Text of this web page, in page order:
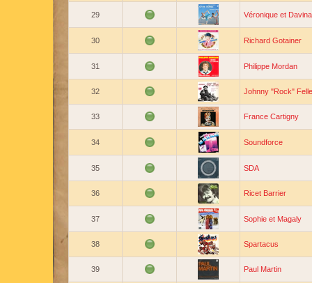
29 Véronique et Davina
30 Richard Gotainer
31 Philippe Mordan
32 Johnny "Rock"
33 France Cartigny
34 Soundforce
35 SDA
36 Ricet Barrier
37 Sophie et Magaly
38 Spartacus
39 Paul Martin